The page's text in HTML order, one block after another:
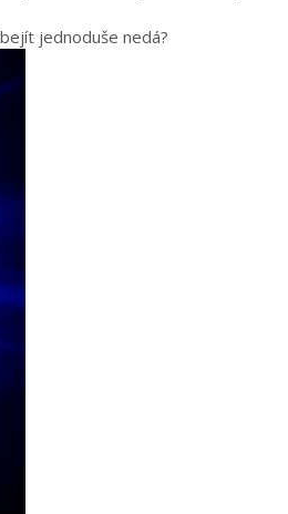
jednoduše nedá?